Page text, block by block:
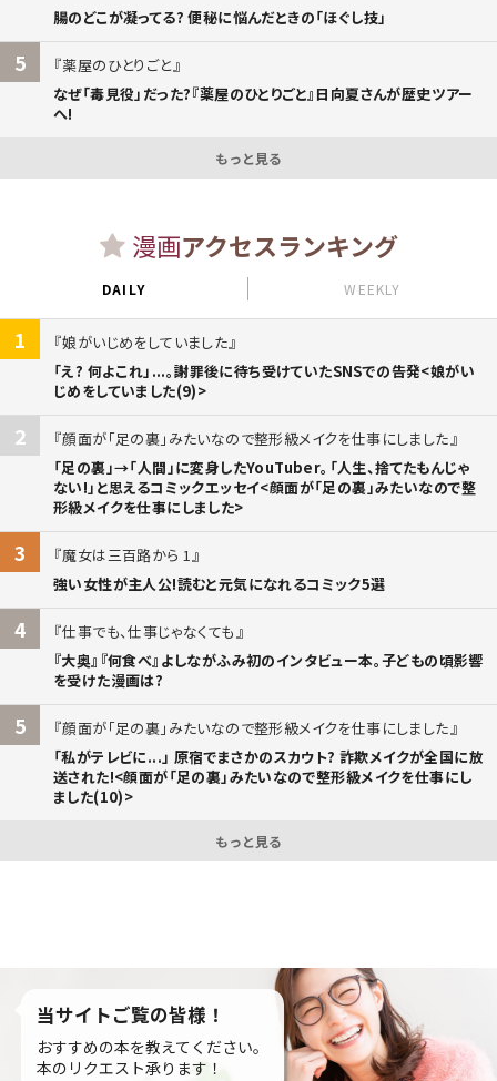
腸のどこが凝ってる? 便秘に悩んだときの「ほぐし技」
5
薬屋のひとりごと
なぜ「毒見役」だった?『薬屋のひとりごと』日向夏さんが歴史ツアー
へ!
もっと見る
漫画アクセスランキング
DAILY WEEKLY
1
娘がいじめをしていました
「え? 何よこれ」...。謝罪後に待ち受けていたSNSでの告発<娘がい
じめをしていました(9)>
2
顔面が「足の裏」みたいなので整形級メイクを仕事にしました
「足の裏」→「人間」に変身したYouTuber。「人生、捨てたもんじゃ
ない!」と思えるコミックエッセイ<顔面が「足の裏」みたいなので整
形級メイクを仕事にしました>
3
魔女は三百路から 1
強い女性が主人公!読むと元気になれるコミック5選
4
仕事でも、仕事じゃなくても
『大奥』『何食べ』よしながふみ初のインタビュー本。子どもの頃影響
を受けた漫画は?
5
顔面が「足の裏」みたいなので整形級メイクを仕事にしました
「私がテレビに...」 原宿でまさかのスカウト? 詐欺メイクが全国に放
送された!<顔面が「足の裏」みたいなので整形級メイクを仕事にし
ました(10)>
もっと見る
当サイトご覧の皆様！
おすすめの本を教えてください。
本のリクエスト承ります！